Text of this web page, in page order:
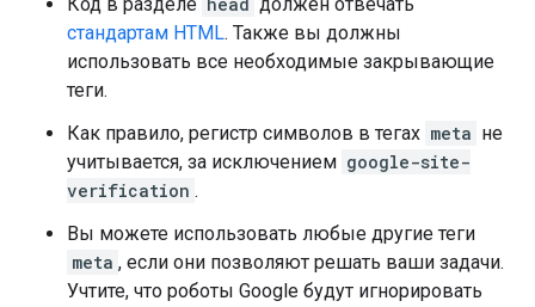
стандартам HTML. Также вы должны
использовать все необходимые закрывающие
теги.
Как правило, регистр символов в тегах meta не
учитывается, за исключением google-site-
verification .
Вы можете использовать любые другие теги
meta , если они позволяют решать ваши задачи.
Учтите, что роботы Google будут игнорировать